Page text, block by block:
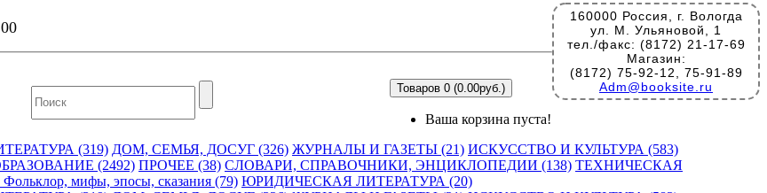
160000 Россия, г. Вологда
ул. М. Ульяновой, 1
тел./факс: (8172) 21-17-69
Магазин:
(8172) 75-92-12, 75-91-89
Adm@booksite.ru
Товаров 0 (0.00руб.)
Ваша корзина пуста!
(319) ДОМ, СЕМЬЯ, ДОСУГ (326) ЖУРНАЛЫ И ГАЗЕТЫ (21) ИСКУССТВО И КУЛЬТУРА (583)
(2492) ПРОЧЕЕ (38) СЛОВАРИ, СПРАВОЧНИКИ, ЭНЦИКЛОПЕДИИ (138) ТЕХНИЧЕСКАЯ
мифы, эпосы, сказания (79) ЮРИДИЧЕСКАЯ ЛИТЕРАТУРА (20)